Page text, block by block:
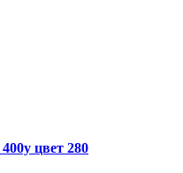
цвет 280